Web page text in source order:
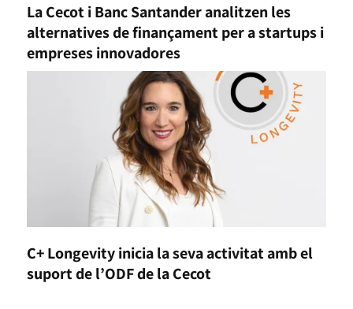
La Cecot i Banc Santander analitzen les
alternatives de finançament per a startups i
empreses innovadores
C+ Longevity inicia la seva activitat amb el
suport de l’ODF de la Cecot